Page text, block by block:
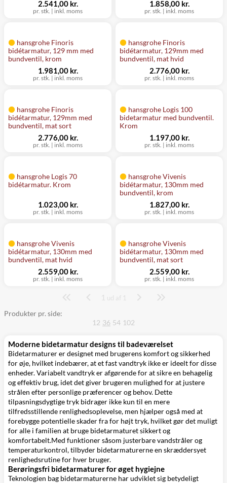
pr. stk. | inkl. moms
2.541,00 kr.
pr. stk. | inkl. moms
1.858,00 kr.
hansgrohe Finoris
bidétarmatur, 129 mm med
bundventil, krom
pr. stk. | inkl. moms
1.981,00 kr.
hansgrohe Finoris
bidétarmatur, 129mm med
bundventil, mat hvid
pr. stk. | inkl. moms
2.776,00 kr.
hansgrohe Finoris
bidétarmatur, 129mm med
bundventil, mat sort
pr. stk. | inkl. moms
2.776,00 kr.
hansgrohe Logis 100
bidetarmatur med bundventil.
Krom
pr. stk. | inkl. moms
1.197,00 kr.
hansgrohe Logis 70
bidétarmatur. Krom
pr. stk. | inkl. moms
1.023,00 kr.
hansgrohe Vivenis
bidétarmatur, 130mm med
bundventil, krom
pr. stk. | inkl. moms
1.827,00 kr.
hansgrohe Vivenis
bidétarmatur, 130mm med
bundventil, mat hvid
pr. stk. | inkl. moms
2.559,00 kr.
hansgrohe Vivenis
bidétarmatur, 130mm med
bundventil, mat sort
pr. stk. | inkl. moms
2.559,00 kr.
Side
1 ud af 1
Produkter pr. side:
12 36 54 102
Moderne bidetarmatur designs til badeværelset
Bidetarmaturer er designet med brugerens komfort og sikkerhed
for øje, hvilket indebærer, at et fast vandtryk ikke er ideelt for disse
enheder. Variabelt vandtryk er afgørende for at sikre en behagelig
og effektiv brug, idet det giver brugeren mulighed for at justere
strålen efter personlige præferencer og behov. Dette
tilpasningsdygtige tryk bidrager ikke kun til en mere
tilfredsstillende renlighedsoplevelse, men hjælper også med at
forebygge potentielle skader fra for højt tryk, hvilket gør det muligt
for alle i familien at bruge bidetarmaturet sikkert og
komfortabelt.Med funktioner såsom justerbare vandstråler og
temperaturkontrol, tilbyder bidetarmaturerne en skræddersyet
renlighedsrutine for hver bruger.
Berøringsfri bidetarmaturer for øget hygiejne
Teknologien bag bidetarmaturerne har udviklet sig betydeligt